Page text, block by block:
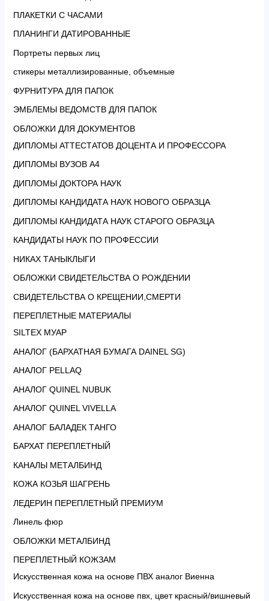
ПЛАКЕТКИ С ЧАСАМИ
ПЛАНИНГИ ДАТИРОВАННЫЕ
Портреты первых лиц
стикеры металлизированные, объемные
ФУРНИТУРА ДЛЯ ПАПОК
ЭМБЛЕМЫ ВЕДОМСТВ ДЛЯ ПАПОК
ОБЛОЖКИ ДЛЯ ДОКУМЕНТОВ
ДИПЛОМЫ АТТЕСТАТОВ ДОЦЕНТА И ПРОФЕССОРА
ДИПЛОМЫ ВУЗОВ А4
ДИПЛОМЫ ДОКТОРА НАУК
ДИПЛОМЫ КАНДИДАТА НАУК НОВОГО ОБРАЗЦА
ДИПЛОМЫ КАНДИДАТА НАУК СТАРОГО ОБРАЗЦА
КАНДИДАТЫ НАУК ПО ПРОФЕССИИ
НИКАХ ТАНЫКЛЫГИ
ОБЛОЖКИ СВИДЕТЕЛЬСТВА О РОЖДЕНИИ
СВИДЕТЕЛЬСТВА О КРЕЩЕНИИ,СМЕРТИ
ПЕРЕПЛЕТНЫЕ МАТЕРИАЛЫ
SILTEX МУАР
АНАЛОГ (БАРХАТНАЯ БУМАГА DAINEL SG)
АНАЛОГ PELLAQ
АНАЛОГ QUINEL NUBUK
АНАЛОГ QUINEL VIVELLA
АНАЛОГ БАЛАДЕК ТАНГО
БАРХАТ ПЕРЕПЛЕТНЫЙ
КАНАЛЫ МЕТАЛБИНД
КОЖА КОЗЬЯ ШАГРЕНЬ
ЛЕДЕРИН ПЕРЕПЛЕТНЫЙ ПРЕМИУМ
Линель фюр
ОБЛОЖКИ МЕТАЛБИНД
ПЕРЕПЛЕТНЫЙ КОЖЗАМ
Искусственная кожа на основе ПВХ аналог Виенна
Искусственная кожа на основе пвх, цвет красный/вишневый